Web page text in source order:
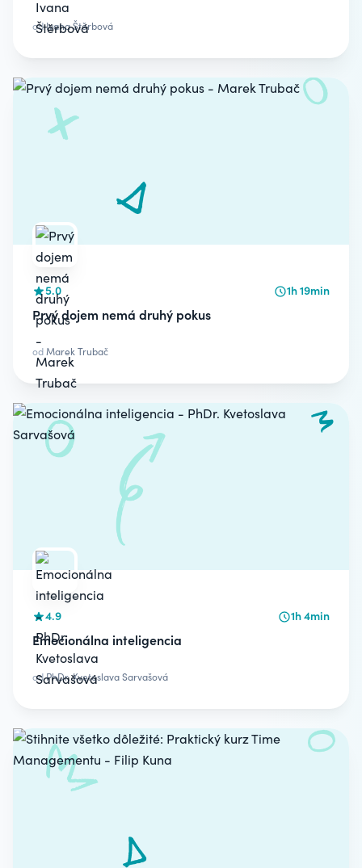
odIvana Štěrbová
5.0 1h 19min
Prvý dojem nemá druhý pokus
odMarek Trubač
4.9 1h 4min
Emocionálna inteligencia
odPhDr. Kvetoslava Sarvašová